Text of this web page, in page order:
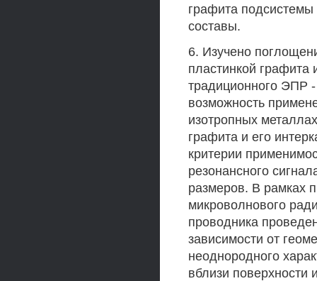
графита
составы.
6. Изучено
пластинкой графита
традиционного ЭПР
возможность
изотропных
графита и его
критерии
резонансного
размеров. В рамках
микроволнового
проводника
зависимости от
неоднородного
вблизи поверхности